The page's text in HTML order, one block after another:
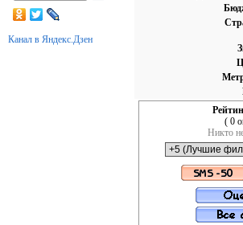
Канал в Яндекс.Дзен
( 0
Никто